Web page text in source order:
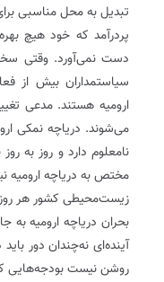
تبدیل به محل مناسبی
پردرآمد که خود هیچ
دست نمی‌آورد. وقتی
سیاستمداران بیش از
ارومیه هستند. مدعی
می‌شوند. دریاچه نمکی
نامعلوم دارد و روز به
مختص به دریاچه
زیست‌محیطی کشور هر روز
بحران دریاچه ارومیه به
آینده‌ای نه‌چندان دور
روشن نیست بودجه‌هایی که